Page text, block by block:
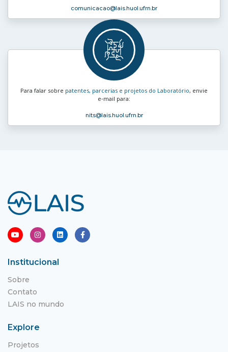
comunicacao@lais.huol.ufrn.br
Para falar sobre patentes, parcerias e projetos do Laboratório, envie
e‑mail para:
nits@lais.huol.ufrn.br
Institucional
Sobre
Contato
LAIS no mundo
Explore
Projetos